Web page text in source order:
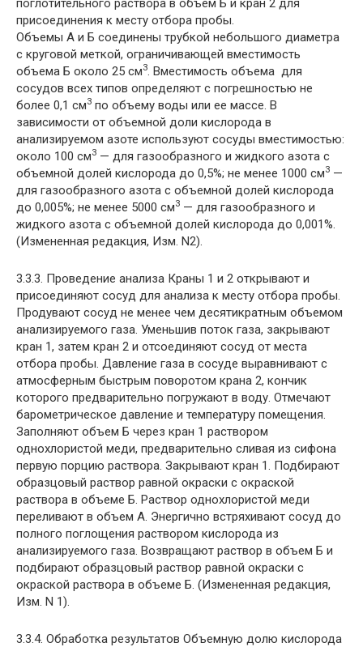
присоединения к месту отбора пробы.
Объемы А и Б соединены трубкой небольшого диаметра
с круговой меткой, ограничивающей вместимость
объема Б около 25 см3 . Вместимость объема для
сосудов всех типов определяют с погрешностью не
более 0,1 см3 по объему воды или ее массе. В
зависимости от объемной доли кислорода в
анализируемом азоте используют сосуды вместимостью:
около 100 см3 — для газообразного и жидкого азота с
объемной долей кислорода до 0,5%; не менее 1000 см3 —
для газообразного азота с объемной долей кислорода
до 0,005%; не менее 5000 см3 — для газообразного и
жидкого азота с объемной долей кислорода до 0,001%.
(Измененная редакция, Изм. N2).
3.3.3. Проведение анализа Краны 1 и 2 открывают и
присоединяют сосуд для анализа к месту отбора пробы.
Продувают сосуд не менее чем десятикратным объемом
анализируемого газа. Уменьшив поток газа, закрывают
кран 1, затем кран 2 и отсоединяют сосуд от места
отбора пробы. Давление газа в сосуде выравнивают с
атмосферным быстрым поворотом крана 2, кончик
которого предварительно погружают в воду. Отмечают
барометрическое давление и температуру помещения.
Заполняют объем Б через кран 1 раствором
однохлористой меди, предварительно сливая из сифона
первую порцию раствора. Закрывают кран 1. Подбирают
образцовый раствор равной окраски с окраской
раствора в объеме Б. Раствор однохлористой меди
переливают в объем А. Энергично встряхивают сосуд до
полного поглощения раствором кислорода из
анализируемого газа. Возвращают раствор в объем Б и
подбирают образцовый раствор равной окраски с
окраской раствора в объеме Б. (Измененная редакция,
Изм. N 1).
3.3.4. Обработка результатов Объемную долю кислорода